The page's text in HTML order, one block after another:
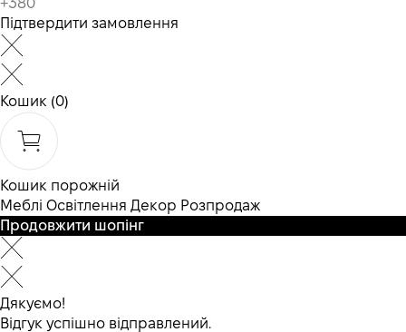
Підтвердити замовлення
Кошик (0)
Кошик порожній
Меблі Освітлення Декор Розпродаж
Продовжити шопінг
Дякуємо!
Відгук успішно відправлений.